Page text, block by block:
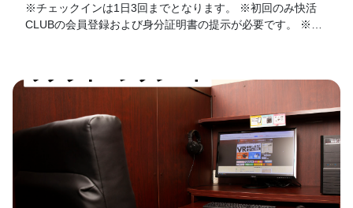
※チェックインは1日3回までとなります。 ※初回のみ快活
CLUBの会員登録および身分証明書の提示が必要です。 ※店